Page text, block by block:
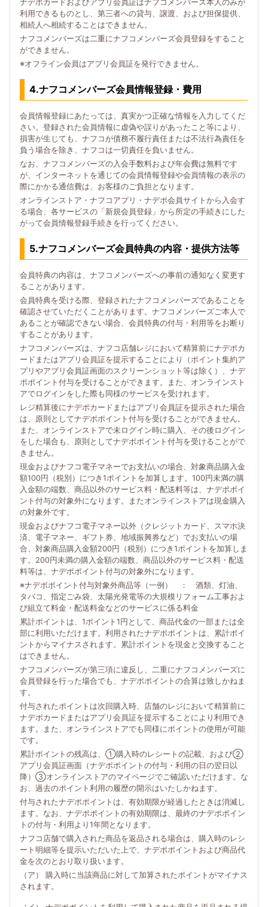
ナデポカードおよびアプリ会員証はナフコメンバーズ本人のみが
利用できるものとし、第三者への貸与、譲渡、および担保提供、
相続人へ相続することはできません。
ナフコメンバーズは二重にナフコメンバーズ会員登録をすること
ができません。
※オフライン会員はアプリ会員証を発行できません。
4.ナフコメンバーズ会員情報登録・費用
会員情報登録にあたっては、真実かつ正確な情報を入力してくだ
さい。登録された会員情報に虚偽や誤りがあったこと等により、
損害が生じても、ナフコが債務不履行責任または不法行為責任を
負う場合を除き、ナフコは一切責任を負いません。
なお、ナフコメンバーズの入会手数料および年会費は無料です
が、インターネットを通じての会員情報登録や会員情報の表示の
際にかかる通信費は、お客様のご負担となります。
オンラインストア・ナフコアプリ・ナデポ会員サイトから入会す
る場合、各サービスの「新規会員登録」から所定の手続きにした
がって会員情報登録手続きを行ってください。
5.ナフコメンバーズ会員特典の内容・提供方法等
会員特典の内容は、ナフコメンバーズへの事前の通知なく変更す
ることがあります。
会員特典を受ける際、登録されたナフコメンバーズであることを
確認させていただくことがあります。ナフコメンバーズご本人で
あることが確認できない場合、会員特典の付与・利用等をお断り
することがあります。
ナフコメンバーズは、ナフコ店舗レジにおいて精算前にナデポカ
ードまたはアプリ会員証を提示することにより（ポイント集約ア
プリやアプリ会員証画面のスクリーンショット等は除く）、ナデ
ポポイント付与を受けることができます。また、オンラインスト
アでログインをした際も同様のサービスを受けれます。
レジ精算後にナデポカードまたはアプリ会員証を提示された場合
は、原則としてナデポポイント付与を受けることができません。
また、オンラインストアで未ログイン時に購入、その後ログイン
をした場合も、原則としてナデポポイント付与を受けることがで
きません。
現金およびナフコ電子マネーでお支払いの場合、対象商品購入金
額100円（税別）につき1ポイントを加算します。100円未満の購
入金額の端数、商品以外のサービス料・配送料等は、ナデポポイ
ント付与の対象外になります。またオンラインストアは現金購入
の対象外です。
現金およびナフコ電子マネー以外（クレジットカード、スマホ決
済、電子マネー、ギフト券、地域振興券など）でお支払いの場
合、対象商品購入金額200円（税別）につき1ポイントを加算しま
す。200円未満の購入金額の端数、商品以外のサービス料・配送
料等は、ナデポポイント付与の対象外になります。
※ナデポポイント付与対象外商品等（一例） ： 酒類、灯油、
タバコ、指定ごみ袋、太陽光発電等の大規模リフォーム工事およ
び組立て料金・配送料金などのサービスに係る料金
累計ポイントは、1ポイント1円として、商品代金の一部または全
部に利用いただけます。利用されたナデポポイントは、累計ポイ
ントからマイナスされます。累計ポイントを現金と交換すること
はできません。
ナフコメンバーズが第三項に違反し、二重にナフコメンバーズに
会員登録を行った場合でも、ナデポポイントの合算は致しかねま
す。
付与されたポイントは次回購入時、店舗のレジにおいて精算前に
ナデポカードまたはアプリ会員証を提示することにより利用でき
ます。また、オンラインストアでも同様にポイントの使用が可能
です。
累計ポイントの残高は、①購入時のレシートの記載、および②
アプリ会員証画面（ナデポポイントの付与・利用の日の翌日以
降）③オンラインストアのマイページでご確認いただけます。な
お、過去のポイント利用の履歴の開示はいたしかねます。
付与されたナデポポイントは、有効期限が経過したときは消滅し
ます。なお、ナデポポイントの有効期限は、最終のナデポポイン
トの付与・利用より1年間となります。
ナフコ店舗で購入された商品を返品される場合は、購入時のレシ
ート明細等を提示いただいた上で、ナデポポイントおよび商品代
金を次のとおり取り扱います。
（ア） 購入時に当該商品に対して加算されたポイントがマイナス
されます。